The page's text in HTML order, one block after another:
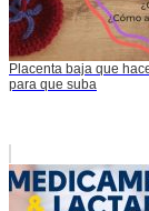
Placenta baja que
para que suba